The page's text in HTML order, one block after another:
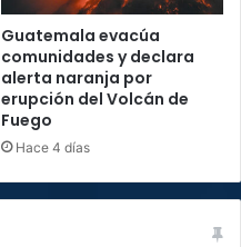
Guatemala evacúa
comunidades y declara
alerta naranja por
erupción del Volcán de
Fuego
Hace 4 días